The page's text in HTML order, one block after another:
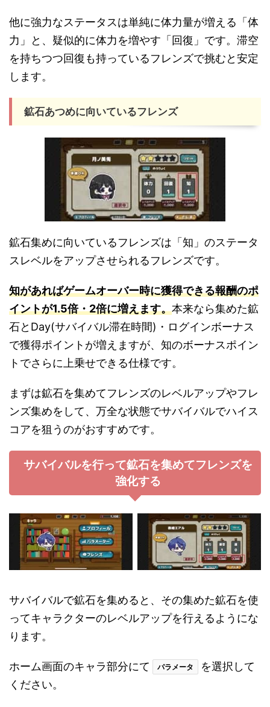
他に強力なステータスは単純に体力量が増える「体
力」と、疑似的に体力を増やす「回復」です。滞空
を持ちつつ回復も持っているフレンズで挑むと安定
します。
鉱石あつめに向いているフレンズ
鉱石集めに向いているフレンズは「知」のステータ
スレベルをアップさせられるフレンズです。
知があればゲームオーバー時に獲得できる報酬のポ
イントが1.5倍・2倍に増えます。本来なら集めた鉱
石とDay(サバイバル滞在時間)・ログインボーナス
で獲得ポイントが増えますが、知のボーナスポイン
トでさらに上乗せできる仕様です。
まずは鉱石を集めてフレンズのレベルアップやフレ
ンズ集めをして、万全な状態でサバイバルでハイス
コアを狙うのがおすすめです。
サバイバルを行って鉱石を集めてフレンズを
強化する
サバイバルで鉱石を集めると、その集めた鉱石を使
ってキャラクターのレベルアップを行えるようにな
ります。
ホーム画面のキャラ部分にて パラメータ
を選択して
ください。